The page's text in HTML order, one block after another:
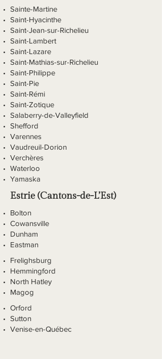
Sainte-Martine
Saint-Hyacinthe
Saint-Jean-sur-Richelieu
Saint-Lambert
Saint-Lazare
Saint-Mathias-sur-Richelieu
Saint-Philippe
Saint-Pie
Saint-Rémi
Saint-Zotique
Salaberry-de-Valleyfield
Shefford
Varennes
Vaudreuil-Dorion
Verchères
Waterloo
Yamaska
Estrie (Cantons-de-L’Est)
Bolton
Cowansville
Dunham
Eastman
Frelighsburg
Hemmingford
North Hatley
Magog
Orford
Sutton
Venise-en-Québec